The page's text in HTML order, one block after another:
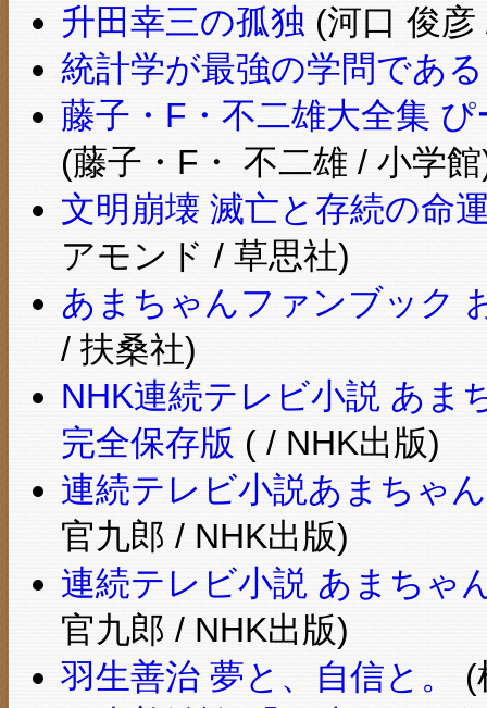
升田幸三の孤独 (河口 俊
統計学が最強の学問である
藤子・F・不二雄大全集
(藤子・F・ 不二雄 / 小学
文明崩壊 滅亡と存続の命
アモンド / 草思社)
あまちゃんファンブック
/ 扶桑社)
NHK連続テレビ小説 あま
完全保存版 ( / NHK出版)
連続テレビ小説あまちゃ
官九郎 / NHK出版)
連続テレビ小説 あまちゃ
官九郎 / NHK出版)
羽生善治 夢と、自信と。
(